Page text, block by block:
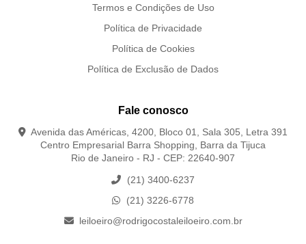
Termos e Condições de Uso
Política de Privacidade
Política de Cookies
Política de Exclusão de Dados
Fale conosco
Avenida das Américas, 4200, Bloco 01, Sala 305, Letra 391
Centro Empresarial Barra Shopping, Barra da Tijuca
Rio de Janeiro - RJ - CEP: 22640-907
(21) 3400-6237
(21) 3226-6778
leiloeiro@rodrigocostaleiloeiro.com.br